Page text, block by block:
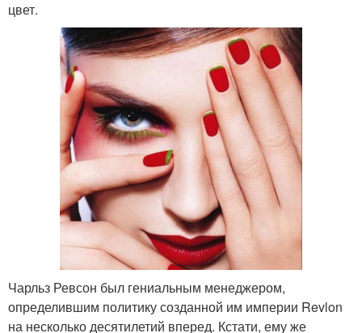
цвет.
Чарльз Ревсон был гениальным менеджером,
определившим политику созданной им империи Revlon
на несколько десятилетий вперед. Кстати, ему же